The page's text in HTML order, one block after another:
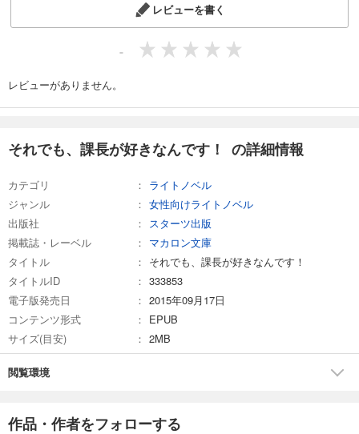
レビューを書く
-
レビューがありません。
それでも、課長が好きなんです！ の詳細情報
カテゴリ
ライトノベル
ジャンル
女性向けライトノベル
出版社
スターツ出版
掲載誌・レーベル
マカロン文庫
タイトル
それでも、課長が好きなんです！
タイトルID
333853
電子版発売日
2015年09月17日
コンテンツ形式
EPUB
サイズ(目安)
2MB
閲覧環境
作品・作者をフォローする